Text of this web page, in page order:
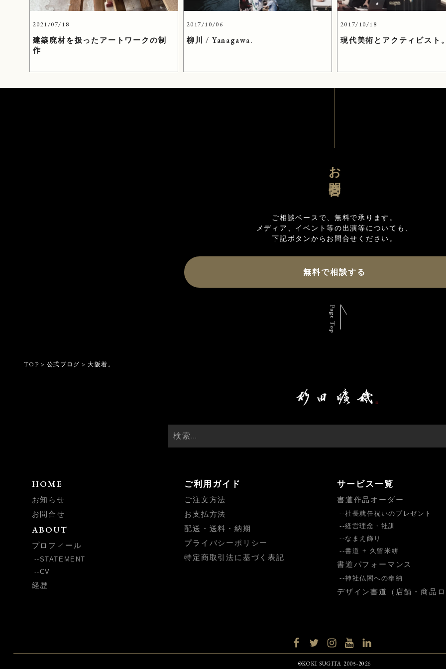
2021/07/18
建築廃材を扱ったアートワークの制
作
2017/10/06
柳川 / Yanagawa.
2017/10/18
現代美術とアクティビスト
お問合せ
ご相談ベースで、無料で承ります。
メディア、イベント等の出演等についても、
無料で相談する
Page Top
TOP > 公式ブログ >大阪着。
検
索:
HOME
お知らせ
お問合せ
ABOUT
プロフィール
STATEMENT
CV
経歴
ご利用ガイド
ご注文方法
お支払方法
配送・送料・納期
プライバシーポリシー
特定商取引法に基づく表記
サービス一覧
書道作品オーダー
社長就任祝いのプレゼント
経営理念・社訓
なまえ飾り
書道 + 久留米絣
書道パフォーマンス
神社仏閣への奉納
デザイン書道（店舗・商品
facebooktwitterinstagramYouTubeLinkedIn
©KOKI SUGITA 2005-2026